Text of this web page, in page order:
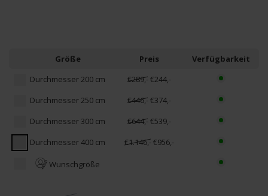
Größe Preis
Verfügbarkeit
Durchmesser 200 cm
€289,-€244,-
Durchmesser 250 cm
€446,-€374,-
Durchmesser 300 cm
€644,-€539,-
Durchmesser 400 cm
€1.146,-€956,-
Wunschgröße